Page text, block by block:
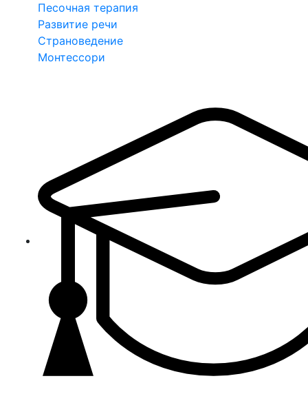
Песочная терапия
Развитие речи
Страноведение
Монтессори